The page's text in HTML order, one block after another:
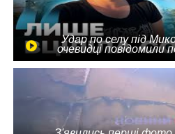
Удар по селу під
очевидці повідомили